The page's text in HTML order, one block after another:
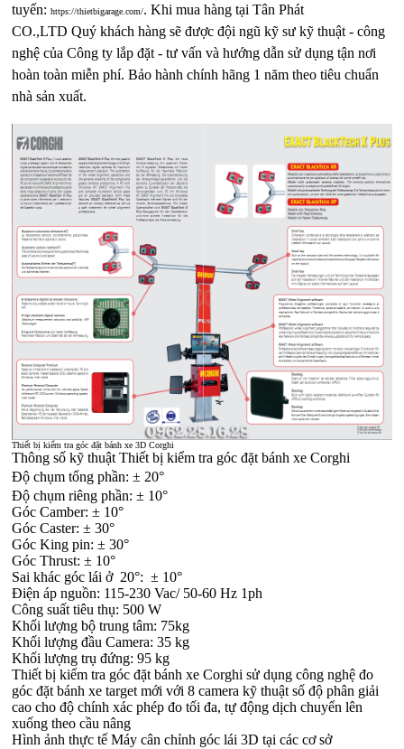
tuyến:https://thietbigarage.com/.Khi mua hàng tại Tân Phát
CO.,LTD Quý khách hàng sẽ được đội ngũ kỹ sư kỹ thuật - công
nghệ của Công ty lắp đặt - tư vấn và hướng dẫn sử dụng tận nơi
hoàn toàn miễn phí. Bảo hành chính hãng 1 năm theo tiêu chuẩn
nhà sản xuất.
Thiết bị kiểm tra góc đặt bánh xe 3D Corghi
Thông số kỹ thuật Thiết bị kiểm tra góc đặt bánh xe Corghi
Độ chụm tổng phần: ± 20°
Độ chụm riêng phần: ± 10°
Góc Camber: ± 10°
Góc Caster: ± 30°
Góc King pin: ± 30°
Góc Thrust: ± 10°
Sai khác góc lái ở 20°: ± 10°
Điện áp nguồn: 115-230 Vac/ 50-60 Hz 1ph
Công suất tiêu thụ: 500 W
Khối lượng bộ trung tâm: 75kg
Khối lượng đầu Camera: 35 kg
Khối lượng trụ đứng: 95 kg
Thiết bị kiểm tra góc đặt bánh xe Corghi sử dụng công nghệ đo
góc đặt bánh xe target mới với 8 camera kỹ thuật số độ phân giải
cao cho độ chính xác phép đo tối đa, tự động dịch chuyển lên
xuống theo cầu nâng
Hình ảnh thực tếMáy cân chỉnh góc lái 3D tại các cơ sở